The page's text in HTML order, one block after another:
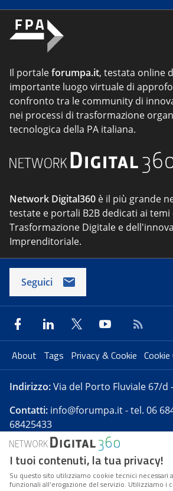
Il portaleforumpa.it, testata online
importante luogo virtuale di
confronto tra le community di
nei processi di trasformazione
tecnologica della PA italiana.
Network Digital360 è il più grande
testate e portali B2B dedicati ai temi
Trasformazione Digitale e
Imprenditoriale.
Seguici
About Tags Privacy & Cookie
Indirizzo:Via del Porto Fluviale 67/d
Contatti: info@forumpa.it- tel. 06
68425433
Forumpa.itè una pubblicazione
presso Registro della stampa del
Reg. n. 182 del 2 maggio 2008 -
I tuoi contenuti, la tua privacy!
Su questo sito utilizziamo cookie tecnici necessari
funzionali all’erogazione del servizio. Utilizziamo i